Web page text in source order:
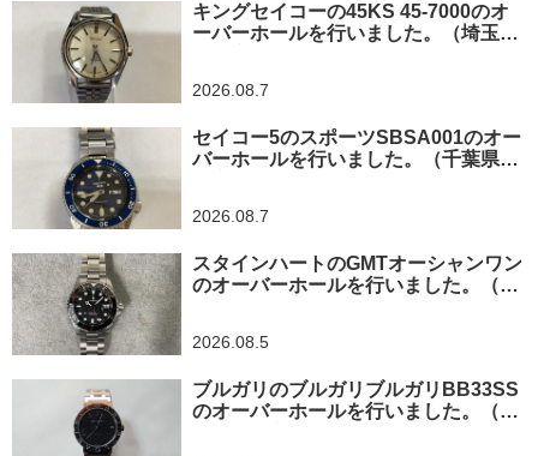
キングセイコーの45KS 45-7000のオ
ーバーホールを行いました。（埼玉県
2026.08.7
セイコー5のスポーツSBSA001のオー
バーホールを行いました。（千葉県東
2026.08.7
スタインハートのGMTオーシャンワン
のオーバーホールを行いました。（神
2026.08.5
ブルガリのブルガリブルガリBB33SS
のオーバーホールを行いました。（埼